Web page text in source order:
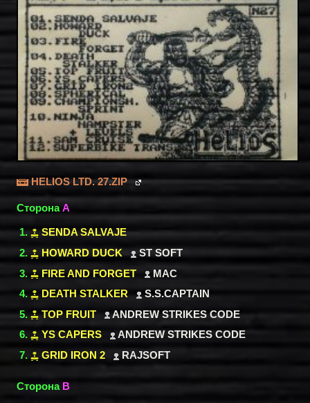
HELIOS LTD. 27.ZIP
СторонаA
SENDA SALVAJE
HOWARD DUCK
ST SOFT
FIRE AND FORGET
MAC
DEATH STALKER
S.S.CAPTAIN
TOP FRUIT
ANDREW STRIKES CODE
YS CAPERS
ANDREW STRIKES CODE
GRID IRON 2
RAJSOFT
Сторона B